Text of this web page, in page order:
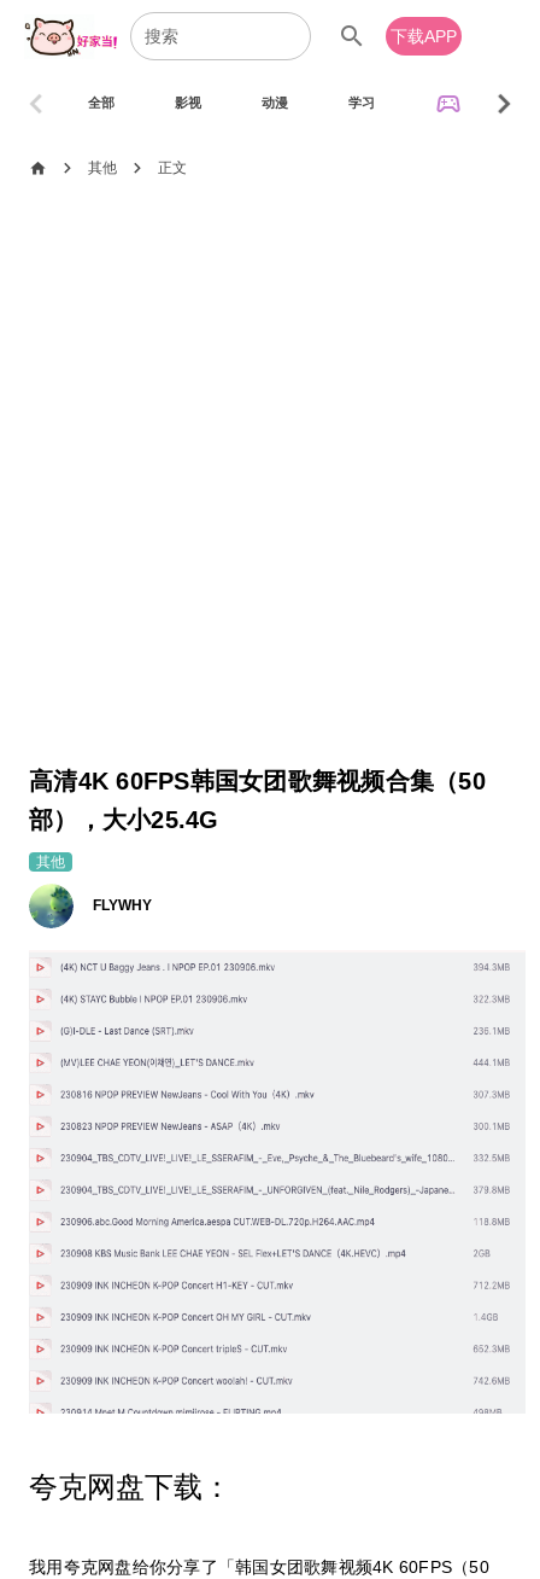
search 下载APP
全部 影视 动漫 学习 sports_esports
chevron_left chevron_right
home chevron_right 其他 chevron_right 正文
高清4K 60FPS韩国女团歌舞视频合集（50
部），大小25.4G
其他
FLYWHY
夸克网盘下载：
我用夸克网盘给你分享了「韩国女团歌舞视频4K 60FPS（50